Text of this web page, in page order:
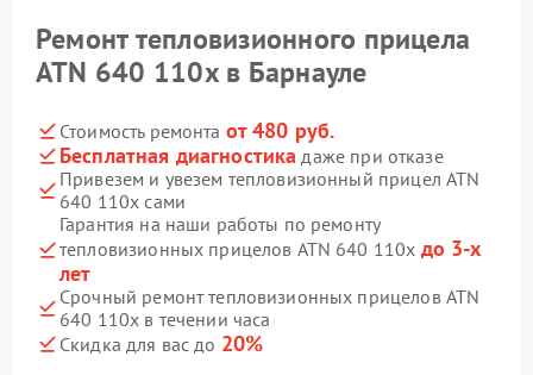
Ремонт тепловизионного прицела
ATN 640 110x в Барнауле
Стоимость ремонта от 480 руб.
Бесплатная диагностика даже при отказе
Привезем и увезем тепловизионный прицел ATN
640 110x сами
Гарантия на наши работы по ремонту
тепловизионных прицелов ATN 640 110x до 3-х
лет
Срочный ремонт тепловизионных прицелов ATN
640 110x в течении часа
Скидка для вас до 20%